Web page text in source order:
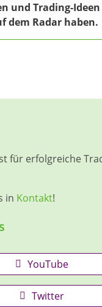
und Trading-Ideen
dem Radar haben.
für erfolgreiche
in Kontakt!
YouTube
Twitter